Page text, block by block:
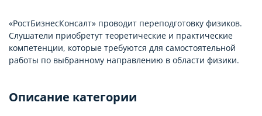
«РостБизнесКонсалт» проводит переподготовку физиков.
Слушатели приобретут теоретические и практические
компетенции, которые требуются для самостоятельной
работы по выбранному направлению в области физики.
Описание категории